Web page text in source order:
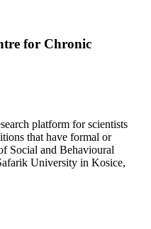
for Chronic
platform for scientists
that have formal or
Social and Behavioural
University in Kosice,